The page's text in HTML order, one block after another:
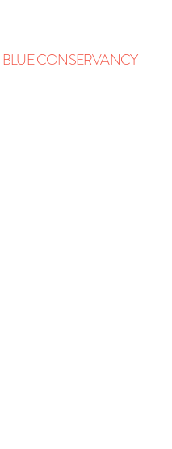
BLUE CONSERVANCY